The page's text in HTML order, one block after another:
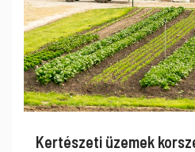
Kertészeti üzemek